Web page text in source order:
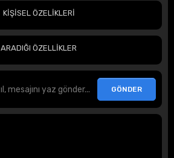
KİŞİSEL ÖZELİKLERİ
ARADIĞI ÖZELLİKLER